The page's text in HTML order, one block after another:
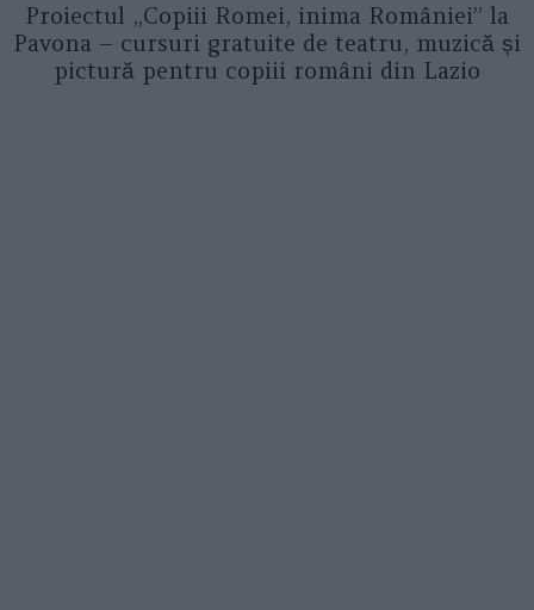
Proiectul „Copiii Romei, inima României” la
Pavona – cursuri gratuite de teatru, muzică și
pictură pentru copiii români din Lazio